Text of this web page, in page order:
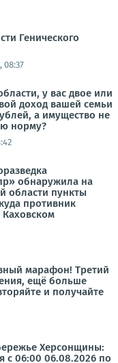
Генического
08:37
у вас двое или
доход вашей семьи
а имущество не
норму?
обнаружила на
области пункты
противник
марафон! Третий
ещё больше
и получайте
Херсонщины:
с 06:00 06.08.2026 по